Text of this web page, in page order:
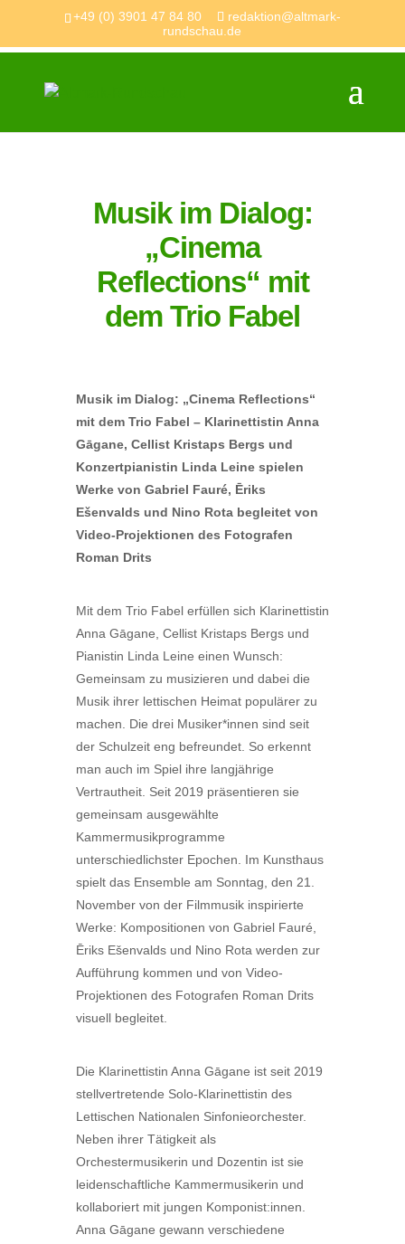
+49 (0) 3901 47 84 80
redaktion@altmark-
rundschau.de
Musik im Dialog:
„Cinema
Reflections“ mit
dem Trio Fabel
Musik im Dialog: „Cinema Reflections“
mit dem Trio Fabel – Klarinettistin Anna
Gāgane, Cellist Kristaps Bergs und
Konzertpianistin Linda Leine spielen
Werke von Gabriel Fauré, Ēriks
Ešenvalds und Nino Rota begleitet von
Video-Projektionen des Fotografen
Roman Drits
Mit dem Trio Fabel erfüllen sich Klarinettistin
Anna Gāgane, Cellist Kristaps Bergs und
Pianistin Linda Leine einen Wunsch:
Gemeinsam zu musizieren und dabei die
Musik ihrer lettischen Heimat populärer zu
machen. Die drei Musiker*innen sind seit
der Schulzeit eng befreundet. So erkennt
man auch im Spiel ihre langjährige
Vertrautheit. Seit 2019 präsentieren sie
gemeinsam ausgewählte
Kammermusikprogramme
unterschiedlichster Epochen. Im Kunsthaus
spielt das Ensemble am Sonntag, den 21.
November von der Filmmusik inspirierte
Werke: Kompositionen von Gabriel Fauré,
Ēriks Ešenvalds und Nino Rota werden zur
Aufführung kommen und von Video-
Projektionen des Fotografen Roman Drits
visuell begleitet.
Die Klarinettistin Anna Gāgane ist seit 2019
stellvertretende Solo-Klarinettistin des
Lettischen Nationalen Sinfonieorchester.
Neben ihrer Tätigkeit als
Orchestermusikerin und Dozentin ist sie
leidenschaftliche Kammermusikerin und
kollaboriert mit jungen Komponist:innen.
Anna Gāgane gewann verschiedene